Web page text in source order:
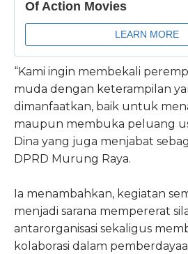
“Kami ingin membekali
muda dengan keterampilan
dimanfaatkan, baik untuk
maupun membuka peluang
Dina yang juga menjabat
DPRD Murung Raya.
Ia menambahkan, kegiatan
menjadi sarana mempererat
antarorganisasi sekaligus
kolaborasi dalam